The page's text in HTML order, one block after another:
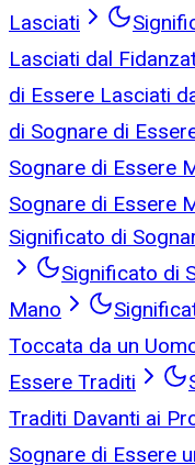
Lasciati
Lasciati dal
di Essere Lasciati
di Sognare di
Sognare di Essere
Sognare di Essere
Significato di
Significato di
Mano
Toccata da un
Essere Traditi
Traditi Davanti ai
Sognare di Essere